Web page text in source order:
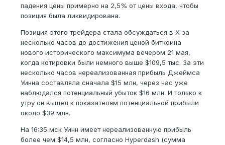
падения цены примерно на 2,5% от цены входа, чтобы
позиция была ликвидирована.
Позиция этого трейдера стала обсуждаться в X за
несколько часов до достижения ценой биткоина
нового исторического максимума вечером 21 мая,
когда котировки были немного выше $109,5 тыс. За эти
несколько часов нереализованная прибыль Джеймса
Уинна составляла сначала $15 млн, через час уже
наблюдался потенциальный убыток $16 млн. И только к
утру он вышел к показателям потенциальной прибыли
около $39 млн.
На 16:35 мск Уинн имеет нереализованную прибыль
более чем $14,5 млн, согласно Hyperdash (сумма